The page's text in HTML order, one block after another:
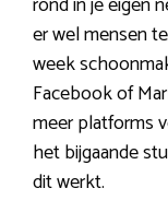
er wel mensen
week
Facebook of
meer platforms
het bijgaande
dit werkt.